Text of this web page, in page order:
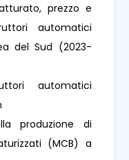
prezzo e
automatici
del Sud (2023-
automatici
produzione di
(MCB) a